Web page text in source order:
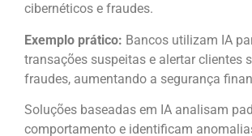
cibernéticos e fraudes.
Exemplo prático: Bancos utilizam IA
transações suspeitas e alertar clientes
fraudes, aumentando a segurança
Soluções baseadas em IA analisam
comportamento e identificam